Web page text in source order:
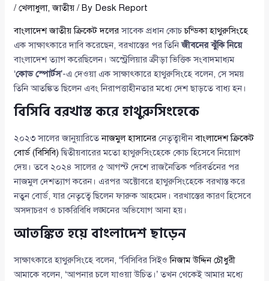
/খেলাধুলা,জাতীয় / By Desk Report
বাংলাদেশ জাতীয় ক্রিকেট দলেরসাবেক প্রধান কোচচন্ডিকা হাথুরুসিংহে
এক সাক্ষাৎকারে দাবি করেছেন, বরখাস্তের পর তিনিজীবনের ঝুঁকি নিয়ে
বাংলাদেশ ত্যাগ করেছিলেন। অস্ট্রেলিয়ার ক্রীড়া ভিত্তিক সংবাদমাধ্যম
‘কোড স্পোর্টস’-এ দেওয়া এক সাক্ষাৎকারে হাথুরুসিংহে বলেন, সে সময়
তিনি আতঙ্কিত ছিলেন এবং নিরাপত্তাহীনতার মধ্যে দেশ ছাড়তে বাধ্য হন।
বিসিবি বরখাস্ত করে হাথুরুসিংহেকে
২০২৩ সালের জানুয়ারিতেনাজমুল হাসানের নেতৃত্বাধীনবাংলাদেশ ক্রিকেট
বোর্ড (বিসিবি) দ্বিতীয়বারের মতো হাথুরুসিংহেকে কোচ হিসেবে নিয়োগ
দেয়। তবে ২০২৪ সালের ৫ আগস্ট দেশে রাজনৈতিক পরিবর্তনের পর
নাজমুল দেশত্যাগ করেন। এরপর অক্টোবরে হাথুরুসিংহেকে বরখাস্ত করে
নতুন বোর্ড, যার নেতৃত্বে ছিলেন ফারুক আহমেদ। বরখাস্তের কারণ হিসেবে
অসদাচরণ ও চাকরিবিধি লঙ্ঘনের অভিযোগ আনা হয়।
আতঙ্কিত হয়ে বাংলাদেশ ছাড়েন
সাক্ষাৎকারে হাথুরুসিংহে বলেন, “বিসিবির সিইওনিজাম উদ্দিন চৌধুরী
আমাকে বলেন, ‘আপনার চলে যাওয়া উচিত।’ তখন থেকেই আমার মধ্যে